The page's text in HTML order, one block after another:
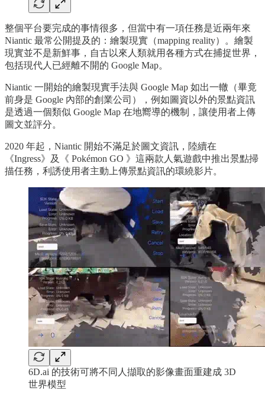
整個平台要完成的事情很多，但當中有一項任務是近兩年來
Niantic 最常公開提及的：繪製現實（mapping reality）。繪製
現實並不是新鮮事，自古以來人類就用各種方式在捕捉世界，
包括現代人已經離不開的 Google Map。
Niantic 一開始的繪製現實手法與 Google Map 如出一轍（畢竟
前身是 Google 內部的創業公司），例如圖資以外的景點資訊
是透過一個類似 Google Map 在地嚮導的機制，讓使用者上傳
圖文並評分。
2020 年起，Niantic 開始不滿足於圖文資訊，陸續在
《Ingress》及《 Pokémon GO 》這兩款人氣遊戲中推出景點掃
描任務，利誘使用者主動上傳景點資訊的環繞影片。
6D.ai 的技術可將不同人擷取的影像畫面重建成 3D
世界模型